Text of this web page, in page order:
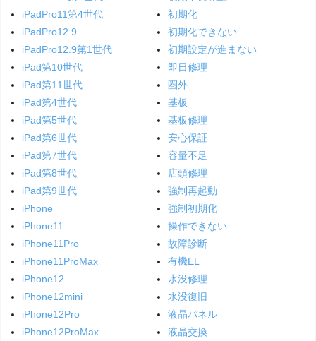
iPadPro11第4世代
iPadPro12.9
iPadPro12.9第1世代
iPad第10世代
iPad第11世代
iPad第4世代
iPad第5世代
iPad第6世代
iPad第7世代
iPad第8世代
iPad第9世代
iPhone
iPhone11
iPhone11Pro
iPhone11ProMax
iPhone12
iPhone12mini
iPhone12Pro
iPhone12ProMax
初期化
初期化できない
初期設定が進まない
即日修理
圏外
基板
基板修理
安心保証
容量不足
店頭修理
強制再起動
強制初期化
操作できない
故障診断
有機EL
水没修理
水没復旧
液晶パネル
液晶交換